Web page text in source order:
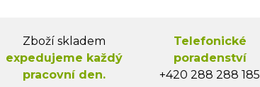
Zboží skladem
expedujeme každý
pracovní den.
Telefonické
poradenství
+420 288 288 185